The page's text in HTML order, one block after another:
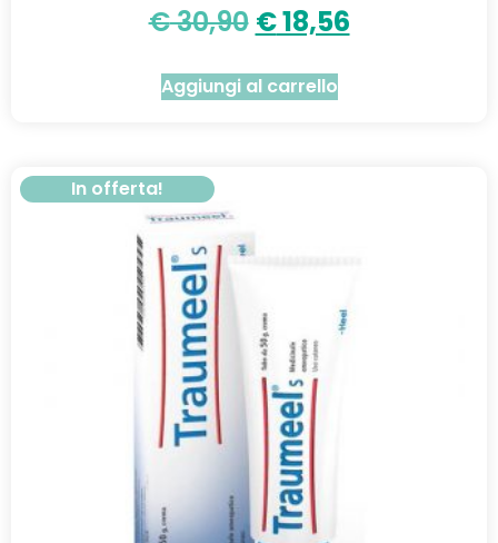
€30,90 €18,56
Aggiungi al carrello
In offerta!